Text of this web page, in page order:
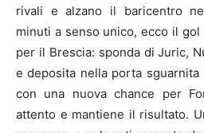
rivali e alzano il baricentro
minuti a senso unico, ecco il
per il Brescia: sponda di Juric,
e deposita nella porta
con una nuova chance per
attento e mantiene il risultato.